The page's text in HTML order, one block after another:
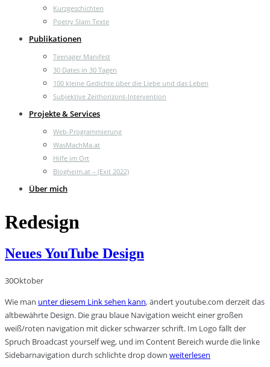
Kurzgeschichten
Poetry Slam Texte
Publikationen
Teenager Manifest
30 Dates in 30 Tagen
100 kleine Gedichte über die Liebe und das Leben
Subjektive Zeithorizont-Intervention
Projekte & Services
Web-Programmierung
WasMachMa.at
Hilfe im Ort
Blogheim.at – (Exit 2022)
Über mich
Redesign
Neues YouTube Design
30Oktober
Wie man unter diesem Link sehen kann, ändert youtube.com derzeit das
altbewährte Design. Die grau blaue Navigation weicht einer großen
weiß/roten navigation mit dicker schwarzer schrift. Im Logo fällt der
Spruch Broadcast yourself weg, und im Content Bereich wurde die linke
Sidebarnavigation durch schlichte drop down weiterlesen